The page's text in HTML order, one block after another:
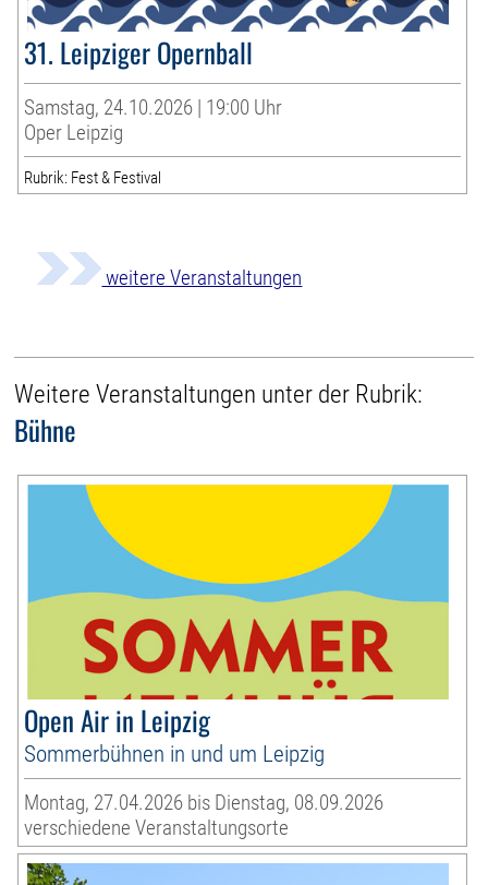
31. Leipziger Opernball
Samstag, 24.10.2026 | 19:00 Uhr
Oper Leipzig
Rubrik: Fest & Festival
weitere Veranstaltungen
Weitere Veranstaltungen unter der Rubrik:
Bühne
Open Air in Leipzig
Sommerbühnen in und um Leipzig
Montag, 27.04.2026 bis Dienstag, 08.09.2026
verschiedene Veranstaltungsorte